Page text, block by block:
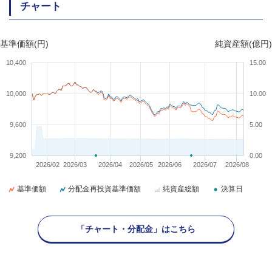
チャート
基準価額(円) 純資産額(億円)
2026/02 2026/03 2026/04 2026/05 2026/06 2026/07 2026/08
9,200
9,600
10,000
10,400
0.00
5.00
10.00
15.00
基準価額 分配金再投資基準価額 純資産総額 決算日
「チャート・分配金」はこちら